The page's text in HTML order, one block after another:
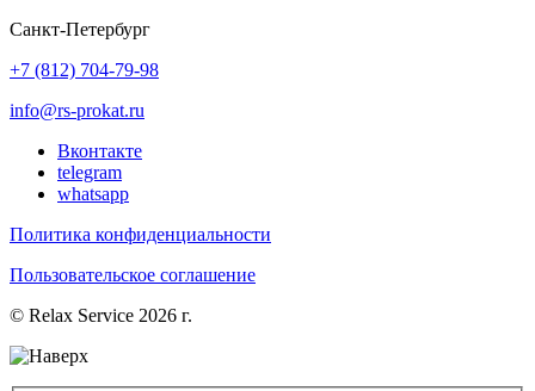
Санкт-Петербург
+7 (812) 704-79-98
info@rs-prokat.ru
Вконтакте
telegram
whatsapp
Политика конфиденциальности
Пользовательское соглашение
© Relax Service 2026 г.